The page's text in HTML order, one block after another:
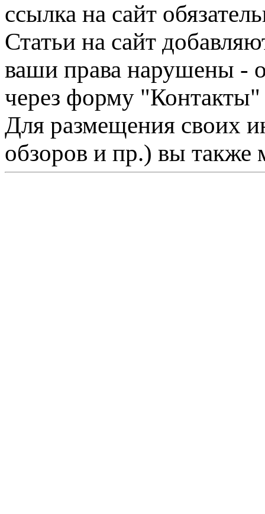
ссылка на сайт
Статьи на сайт
ваши права нарушены -
через форму "Контакты"
Для размещения своих
обзоров и пр.) вы также